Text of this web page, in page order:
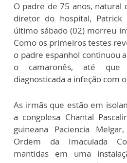
O padre de 75 anos, natural
diretor do hospital, Patrick
último sábado (02) morreu
Como os primeiros testes
o padre espanhol continuou
o camaronês, até
diagnosticada a infeção com
As irmãs que estão em
a congolesa Chantal
guineana Paciencia
Ordem da Imaculada
mantidas em uma